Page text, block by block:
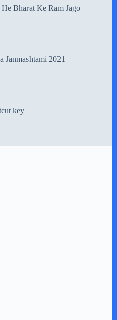
He Bharat Ke Ram Jago
Janmashtami 2021
key